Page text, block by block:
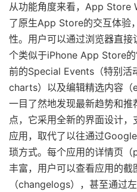
从功能角度来看，App Store
了原生App Store的交互体验
性。用户可以通过浏览器直
个类似于iPhone App Store
前的Special Events（特别活
charts）以及编辑精选内容
一目了然地发现最新趋势和
点，它采用全新的界面设计
应用，取代了以往通过
琐方式。每个应用的详情页
丰富，用户可以查看应用的
（changelogs），甚至通过